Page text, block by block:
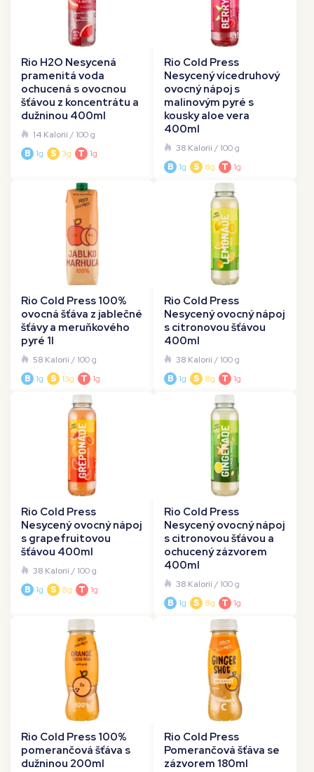
Rio H2O Nesycená
pramenitá voda
ochucená s ovocnou
šťávou z koncentrátu a
dužninou 400ml
14 Kalorií/ 100 g
B 1g S 3g T 1g
Rio Cold Press
Nesycený vícedruhový
ovocný nápoj s
malinovým pyré s
kousky aloe vera
400ml
38 Kalorií/ 100 g
B 1g S 8g T 1g
Rio Cold Press 100%
ovocná šťáva z jablečné
šťávy a meruňkového
pyré 1l
58 Kalorií/ 100 g
B 1g S 13g T 1g
Rio Cold Press
Nesycený ovocný nápoj
s citronovou šťávou
400ml
38 Kalorií/ 100 g
B 1g S 8g T 1g
Rio Cold Press
Nesycený ovocný nápoj
s grapefruitovou
šťávou 400ml
38 Kalorií/ 100 g
B 1g S 8g T 1g
Rio Cold Press
Nesycený ovocný nápoj
s citronovou šťávou a
ochucený zázvorem
400ml
38 Kalorií/ 100 g
B 1g S 8g T 1g
Rio Cold Press 100%
pomerančová šťáva s
dužninou 200ml
Rio Cold Press
Pomerančová šťáva se
zázvorem 180ml